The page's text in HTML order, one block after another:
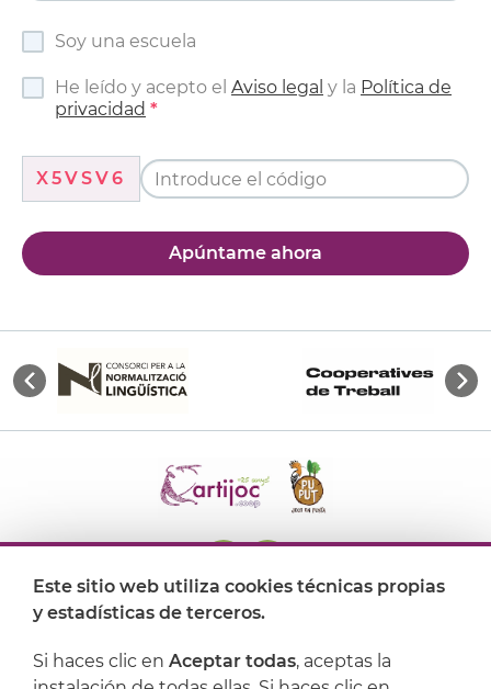
Soy una escuela
He leído y acepto el Aviso legal y la Política de
privacidad
X5VSV6
Apúntame ahora
Dónde encontrarnos
Artijoc
Este sitio web utiliza cookies técnicas propias
y estadísticas de terceros.
Si haces clic en Aceptar todas, aceptas la